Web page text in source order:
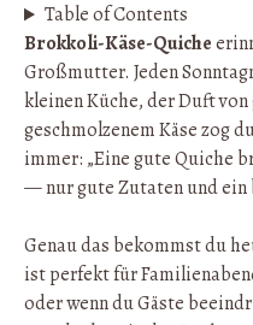
Table of Contents
Brokkoli-Käse-Quiche
Großmutter. Jeden
kleinen Küche, der Duft
geschmolzenem Käse zog
immer: „Eine gute Quiche
— nur gute Zutaten und ein
Genau das bekommst du
ist perfekt für
oder wenn du Gäste